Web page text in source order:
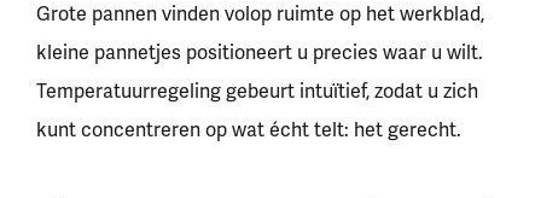
Grote pannen vinden volop ruimte op het werkblad,
kleine pannetjes positioneert u precies waar u wilt.
Temperatuurregeling gebeurt intuïtief, zodat u zich
kunt concentreren op wat écht telt: het gerecht.